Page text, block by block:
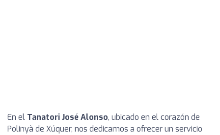
En el Tanatori José Alonso, ubicado en el corazón de
Polinyà de Xúquer, nos dedicamos a ofrecer un servicio